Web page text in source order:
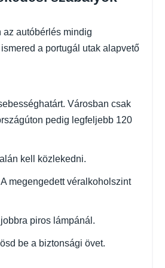
az autóbérlés mindig
a portugál utak alapvető
Városban csak
pedig legfeljebb 120
kell közlekedni.
megengedett véralkoholszint
piros lámpánál.
be a biztonsági övet.